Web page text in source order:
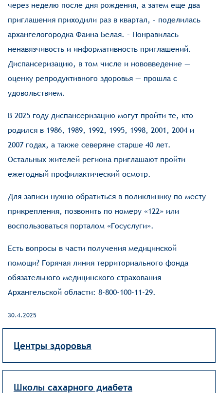
через неделю после дня рождения, а затем еще два
приглашения приходили раз в квартал, – поделилась
архангелогородка Фаина Белая. – Понравилась
ненавязчивость и информативность приглашений.
Диспансеризацию, в том числе и нововведение —
оценку репродуктивного здоровья — прошла с
удовольствием.
В 2025 году диспансеризацию могут пройти те, кто
родился в 1986, 1989, 1992, 1995, 1998, 2001, 2004 и
2007 годах, а также северяне старше 40 лет.
Остальных жителей региона приглашают пройти
ежегодный профилактический осмотр.
Для записи нужно обратиться в поликлинику по месту
прикрепления, позвонить по номеру «122» или
воспользоваться порталом «Госуслуги».
Есть вопросы в части получения медицинской
помощи? Горячая линия территориального фонда
обязательного медицинского страхования
Архангельской области: 8-800-100-11-29.
30.4.2025
Центры здоровья
Школы сахарного диабета